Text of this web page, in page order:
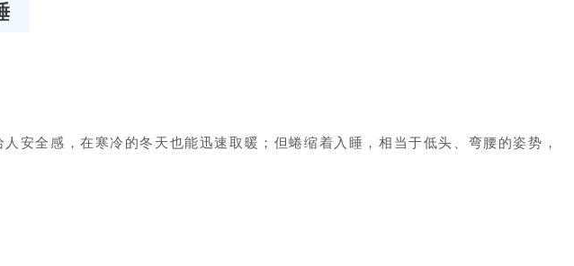
全感，在寒冷的冬天也能迅速取暖；但蜷缩着入睡，相当于低头、弯腰的姿势，